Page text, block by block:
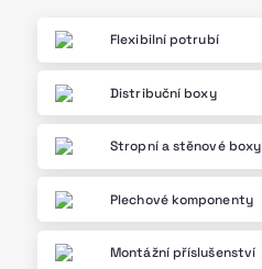
Flexibilní potrubí
Distribuční boxy
Stropní a stěnové boxy
Plechové komponenty
Montážní příslušenství